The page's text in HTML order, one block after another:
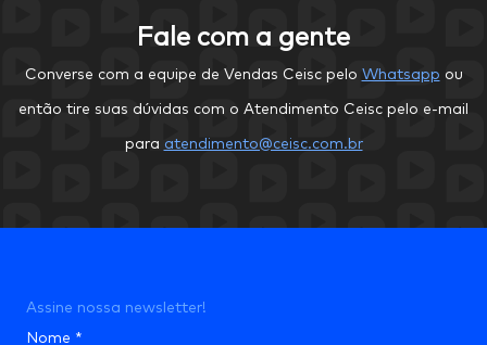
Fale com a gente
Converse com a equipe de Vendas Ceisc pelo Whatsapp ou
então tire suas dúvidas com o Atendimento Ceisc pelo e-mail
para atendimento@ceisc.com.br
Assine nossa newsletter!
Nome *